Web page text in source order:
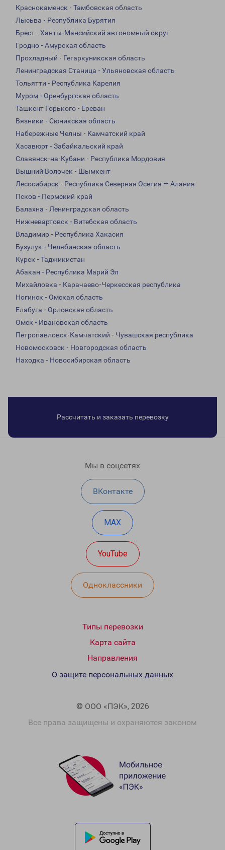
Краснокаменск - Тамбовская область
Лысьва - Республика Бурятия
Брест - Ханты-Мансийский автономный округ
Гродно - Амурская область
Прохладный - Гегаркуникская область
Ленинградская Станица - Ульяновская область
Тольятти - Республика Карелия
Муром - Оренбургская область
Ташкент Горького - Ереван
Вязники - Сюникская область
Набережные Челны - Камчатский край
Хасавюрт - Забайкальский край
Славянск-на-Кубани - Республика Мордовия
Вышний Волочек - Шымкент
Лесосибирск - Республика Северная Осетия — Алания
Псков - Пермский край
Балахна - Ленинградская область
Нижневартовск - Витебская область
Владимир - Республика Хакасия
Бузулук - Челябинская область
Курск - Таджикистан
Абакан - Республика Марий Эл
Михайловка - Карачаево-Черкесская республика
Ногинск - Омская область
Елабуга - Орловская область
Омск - Ивановская область
Петропавловск-Камчатский - Чувашская республика
Новомосковск - Новгородская область
Находка - Новосибирская область
Рассчитать и заказать перевозку
Мы в соцсетях
ВКонтакте
MAX
YouTube
Одноклассники
Типы перевозки
Карта сайта
Направления
© ООО «ПЭК», 2026
Все права защищены и охраняются законом
О защите персональных данных